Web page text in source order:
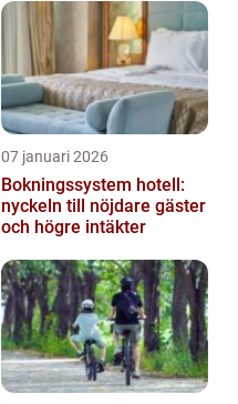
07 januari 2026
Bokningssystem hotell:
nyckeln till nöjdare gäster
och högre intäkter